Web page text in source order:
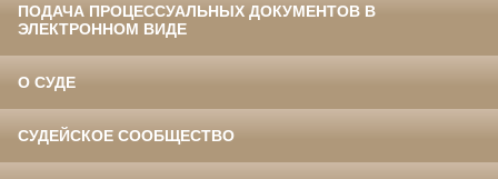
ПОДАЧА ПРОЦЕССУАЛЬНЫХ ДОКУМЕНТОВ В
ЭЛЕКТРОННОМ ВИДЕ
О СУДЕ
СУДЕЙСКОЕ СООБЩЕСТВО